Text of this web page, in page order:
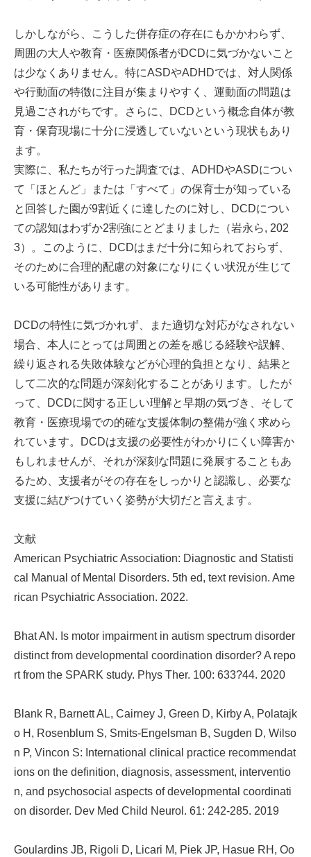
しかしながら、こうした併存症の存在にもかかわらず、
周囲の大人や教育・医療関係者がDCDに気づかないこと
は少なくありません。特にASDやADHDでは、対人関係
や行動面の特徴に注目が集まりやすく、運動面の問題は
見過ごされがちです。さらに、DCDという概念自体が教
育・保育現場に十分に浸透していないという現状もあり
ます。
実際に、私たちが行った調査では、ADHDやASDについ
て「ほとんど」または「すべて」の保育士が知っている
と回答した園が9割近くに達したのに対し、DCDについ
ての認知はわずか2割強にとどまりました（岩永ら, 202
3）。このように、DCDはまだ十分に知られておらず、
そのために合理的配慮の対象になりにくい状況が生じて
いる可能性があります。
DCDの特性に気づかれず、また適切な対応がなされない
場合、本人にとっては周囲との差を感じる経験や誤解、
繰り返される失敗体験などが心理的負担となり、結果と
して二次的な問題が深刻化することがあります。したが
って、DCDに関する正しい理解と早期の気づき、そして
教育・医療現場での的確な支援体制の整備が強く求めら
れています。DCDは支援の必要性がわかりにくい障害か
もしれませんが、それが深刻な問題に発展することもあ
るため、支援者がその存在をしっかりと認識し、必要な
支援に結びつけていく姿勢が大切だと言えます。
文献
American Psychiatric Association: Diagnostic and Statisti
cal Manual of Mental Disorders. 5th ed, text revision. Ame
rican Psychiatric Association. 2022.
Bhat AN. Is motor impairment in autism spectrum disorder
distinct from developmental coordination disorder? A repo
rt from the SPARK study. Phys Ther. 100: 633?44. 2020
Blank R, Barnett AL, Cairney J, Green D, Kirby A, Polatajk
o H, Rosenblum S, Smits-Engelsman B, Sugden D, Wilso
n P, Vincon S: International clinical practice recommendat
ions on the definition, diagnosis, assessment, interventio
n, and psychosocial aspects of developmental coordinati
on disorder. Dev Med Child Neurol. 61: 242-285. 2019
Goulardins JB, Rigoli D, Licari M, Piek JP, Hasue RH, Oo